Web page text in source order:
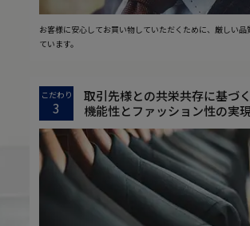
お客様に安心してお買い物していただくために、厳しい品
ています。
こだわり
3
取引先様との共栄共存に基づく
機能性とファッション性の実